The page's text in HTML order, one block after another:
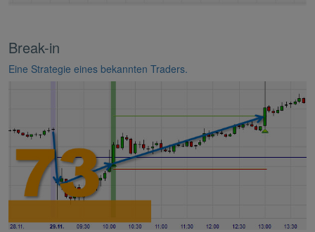
Break-in
Eine Strategie eines bekannten Traders.